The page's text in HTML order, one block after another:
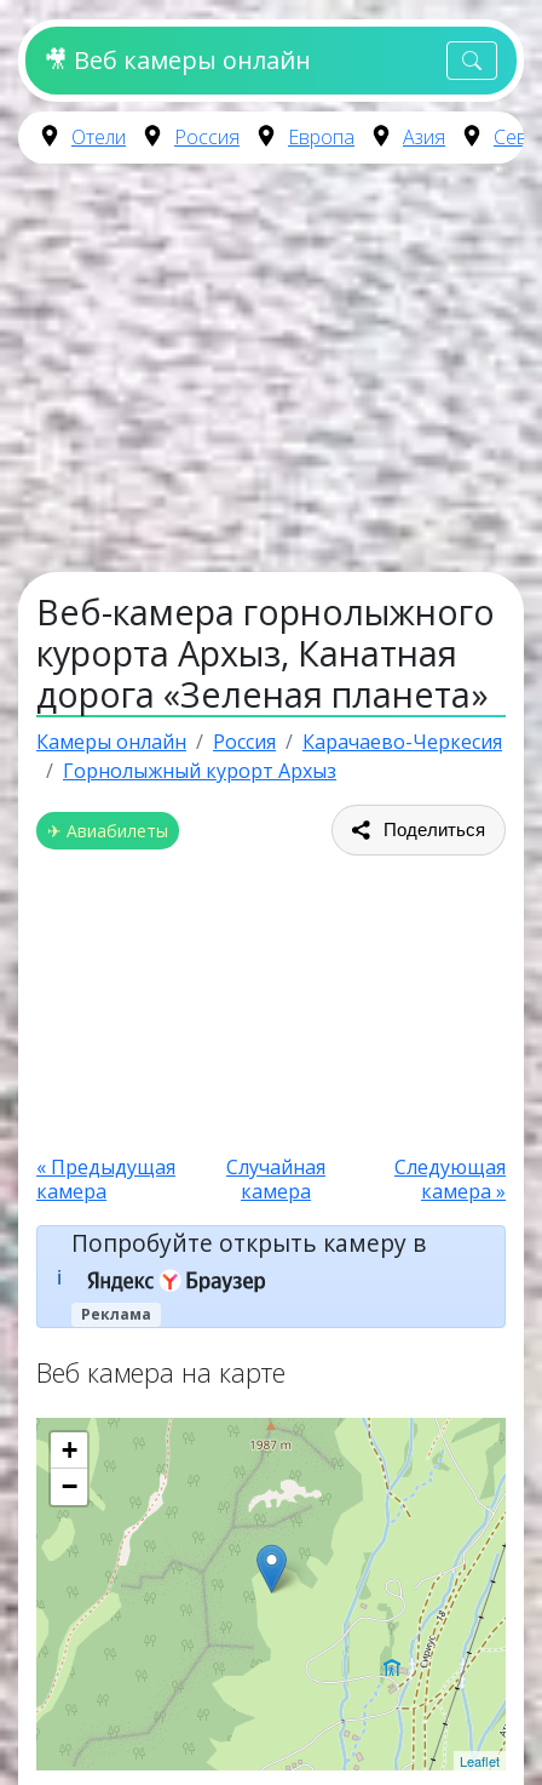
🎥 Веб камеры онлайн
Отели Россия Европа Азия
Веб-камера горнолыжного
курорта Архыз, Канатная
дорога «Зеленая планета»
Камеры онлайн Россия
Карачаево-Черкесия
Горнолыжный курорт Архыз
✈ Авиабилеты Поделиться
« Предыдущая
камера
Случайная
камера
Следующая
камера »
ℹ️
Попробуйте открыть камеру в
Реклама
Веб камера на карте
+
−
Leaflet